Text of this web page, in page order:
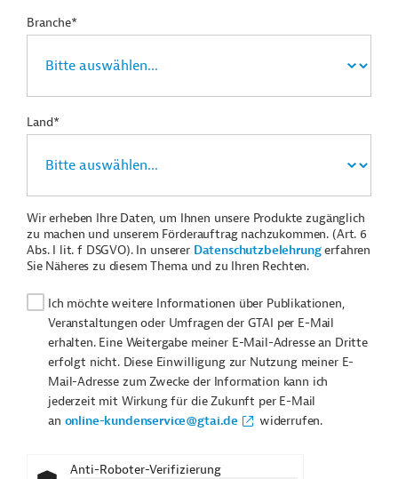
Branche*
Land*
Wir erheben Ihre Daten, um Ihnen unsere Produkte zugänglich
zu machen und unserem Förderauftrag nachzukommen. (Art. 6
Abs. I lit. f DSGVO). In unserer Datenschutzbelehrungerfahren
Sie Näheres zu diesem Thema und zu Ihren Rechten.
Ich möchte weitere Informationen über Publikationen,
Veranstaltungen oder Umfragen der GTAI per E-Mail
erhalten. Eine Weitergabe meiner E-Mail-Adresse an Dritte
erfolgt nicht. Diese Einwilligung zur Nutzung meiner E-
Mail-Adresse zum Zwecke der Information kann ich
jederzeit mit Wirkung für die Zukunft per E-Mail
an online-kundenservice@gtai.de widerrufen.
Anti-Roboter-Verifizierung